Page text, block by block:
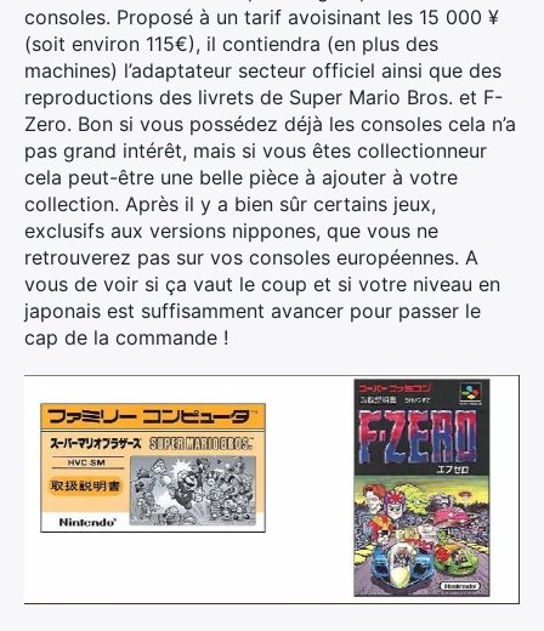
consoles. Proposé à un tarif avoisinant les 15 000 ¥
(soit environ 115€), il contiendra (en plus des
machines) l’adaptateur secteur officiel ainsi que des
reproductions des livrets de Super Mario Bros. et F-
Zero. Bon si vous possédez déjà les consoles cela n’a
pas grand intérêt, mais si vous êtes collectionneur
cela peut-être une belle pièce à ajouter à votre
collection. Après il y a bien sûr certains jeux,
exclusifs aux versions nippones, que vous ne
retrouverez pas sur vos consoles européennes. A
vous de voir si ça vaut le coup et si votre niveau en
japonais est suffisamment avancer pour passer le
cap de la commande !
×